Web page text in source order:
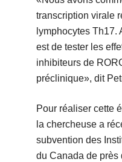
transcription virale
lymphocytes Th17.
est de tester les
inhibiteurs de
préclinique», dit
Pour réaliser cette
la chercheuse a
subvention des
du Canada de près